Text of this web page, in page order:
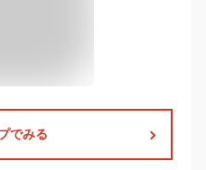
でみる